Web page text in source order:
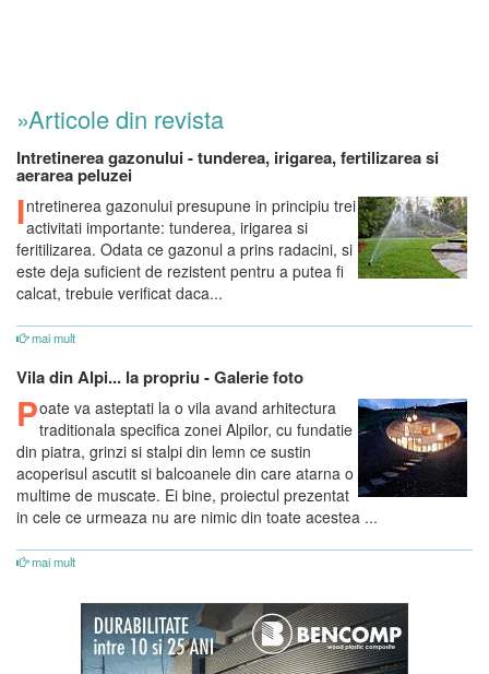
»Articole din revista
Intretinerea gazonului - tunderea, irigarea, fertilizarea si
aerarea peluzei
Intretinerea gazonului presupune in principiu trei
activitati importante: tunderea, irigarea si
feritilizarea. Odata ce gazonul a prins radacini, si
este deja suficient de rezistent pentru a putea fi
calcat, trebuie verificat daca...
mai mult
Vila din Alpi... la propriu - Galerie foto
Poate va asteptati la o vila avand arhitectura
traditionala specifica zonei Alpilor, cu fundatie
din piatra, grinzi si stalpi din lemn ce sustin
acoperisul ascutit si balcoanele din care atarna o
multime de muscate. Ei bine, proiectul prezentat
in cele ce urmeaza nu are nimic din toate acestea ...
mai mult